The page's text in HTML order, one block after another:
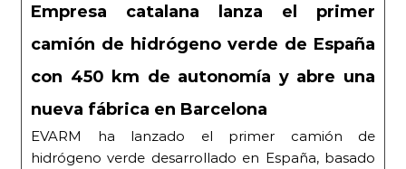
Empresa catalana lanza el primer
camión de hidrógeno verde de España
con 450 km de autonomía y abre una
nueva fábrica en Barcelona
EVARM ha lanzado el primer camión de
hidrógeno verde desarrollado en España, basado